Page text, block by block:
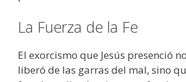
La Fuerza de la Fe
El exorcismo que Jesús presenció
liberó de las garras del mal, sino